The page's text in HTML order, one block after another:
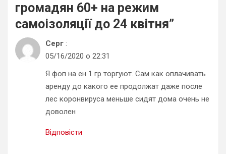
громадян 60+ на режим
самоізоляції до 24 квітня”
Серг :
05/16/2020 о 22:31
Я фоп на ен 1 гр торгуют. Сам как оплачивать
аренду до какого ее продолжат даже после
лес коронвируса меньше сидят дома очень не
доволен
Відповісти